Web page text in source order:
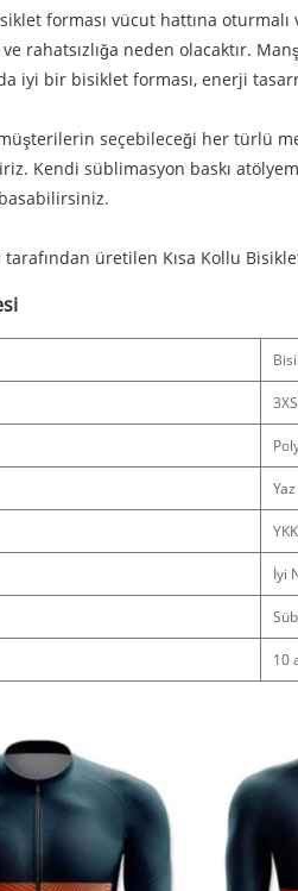
forması vücut hattına oturmalı
rahatsızlığa neden olacaktır.
iyi bir bisiklet forması, enerji
seçebileceği her türlü
Kendi süblimasyon baskı
üretilen Kısa Kollu
Yaz
İyi
10